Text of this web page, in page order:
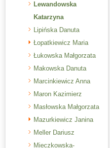
Lewandowska
Katarzyna
Lipińska Danuta
Łopatkiewicz Maria
Łukowska Małgorzata
Makowska Danuta
Marcinkiewicz Anna
Maron Kazimierz
Masłowska Małgorzata
Mazurkiewicz Janina
Meller Dariusz
Mieczkowska-